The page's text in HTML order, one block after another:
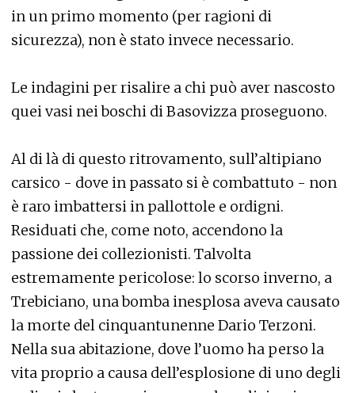
in un primo momento (per ragioni di
sicurezza), non è stato invece necessario.
Le indagini per risalire a chi può aver nascosto
quei vasi nei boschi di Basovizza proseguono.
Al di là di questo ritrovamento, sull’altipiano
carsico - dove in passato si è combattuto - non
è raro imbattersi in pallottole e ordigni.
Residuati che, come noto, accendono la
passione dei collezionisti. Talvolta
estremamente pericolose: lo scorso inverno, a
Trebiciano, una bomba inesplosa aveva causato
la morte del cinquantunenne Dario Terzoni.
Nella sua abitazione, dove l’uomo ha perso la
vita proprio a causa dell’esplosione di uno degli